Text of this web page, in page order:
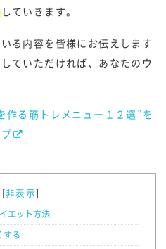
していきます。
る内容を皆様にお伝えします
ていただければ、あなたのウ
る筋トレメニュー１２選”を
[非表示]
エット方法
する